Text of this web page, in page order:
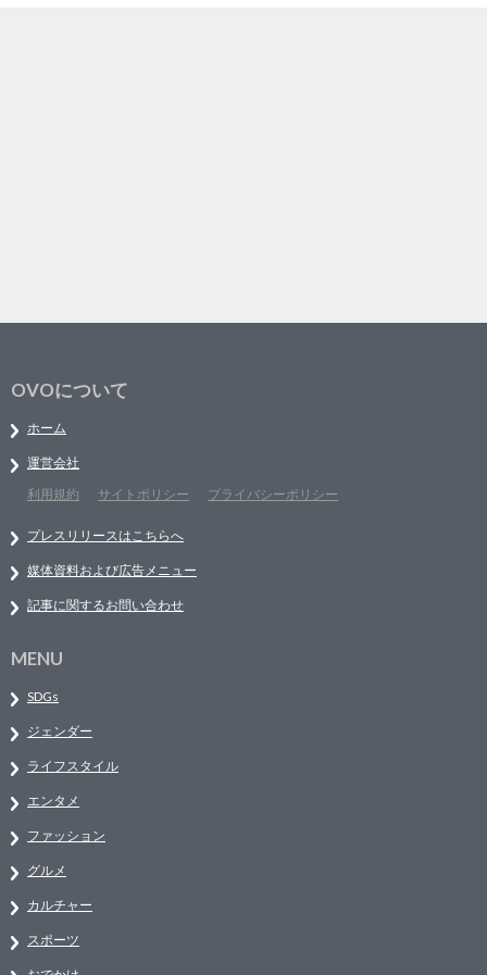
OVOについて
ホーム
運営会社
利用規約
サイトポリシー プライバシーポリシー
プレスリリースはこちらへ
媒体資料および広告メニュー
記事に関するお問い合わせ
MENU
SDGs
ジェンダー
ライフスタイル
エンタメ
ファッション
グルメ
カルチャー
スポーツ